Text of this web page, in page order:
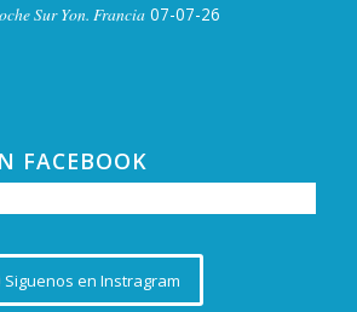
Sur Yon. Francia 07-07-26
FACEBOOK
Siguenos en Instragram